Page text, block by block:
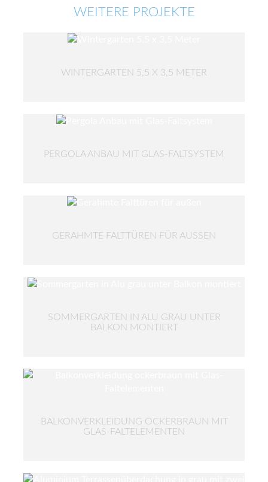
WEITERE PROJEKTE
WINTERGARTEN 5,5 X 3,5 METER
PERGOLA ANBAU MIT GLAS-FALTSYSTEM
GERAHMTE FALTTÜREN FÜR AUSSEN
SOMMERGARTEN IN ALU GRAU UNTER
BALKON MONTIERT
BALKONVERKLEIDUNG OCKERBRAUN MIT
GLAS-FALTELEMENTEN